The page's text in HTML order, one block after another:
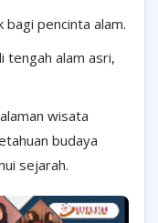
bagi pencinta alam.
tengah alam asri,
wisata
budaya
sejarah.